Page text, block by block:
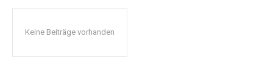
Keine Beiträge vorhanden